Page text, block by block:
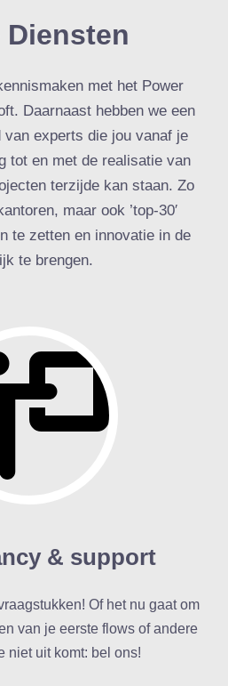
Diensten
met het Power
Daarnaast hebben we een
experts die jou vanaf je
tot en met de realisatie van
terzijde kan staan. Zo
maar ook ’top-30′
te zetten en innovatie in de
te brengen.
& support
Of het nu gaat om
van je eerste flows of andere
niet uit komt: bel ons!